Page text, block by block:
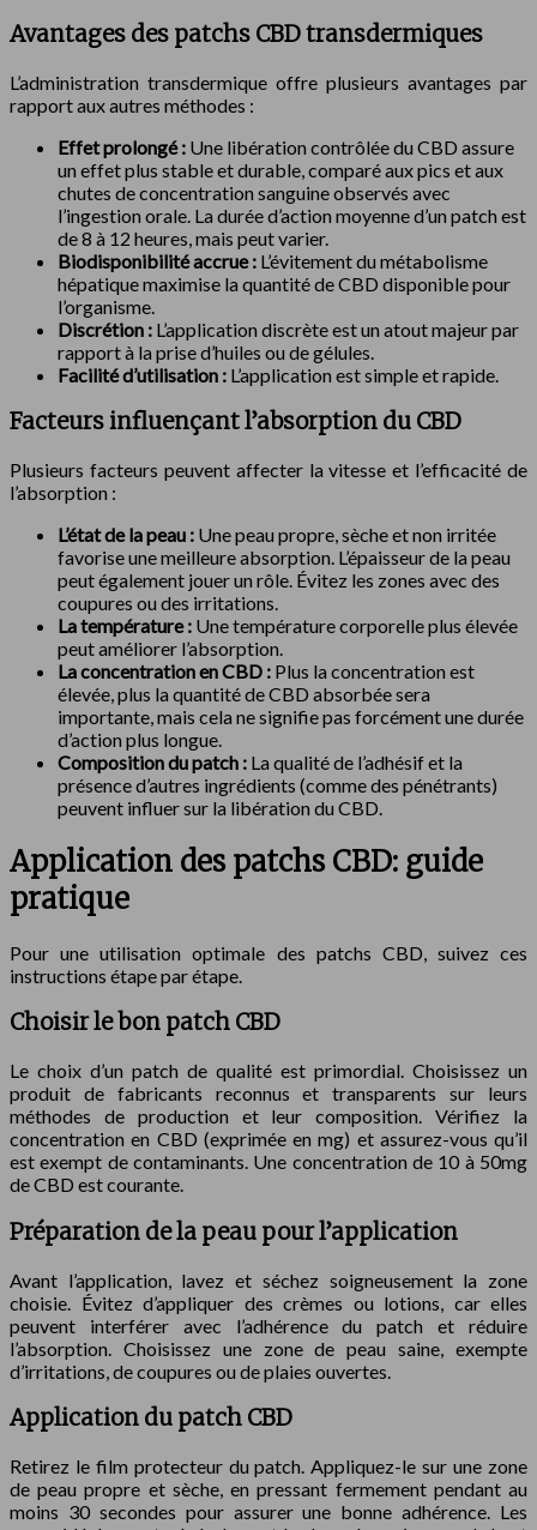
Avantages des patchs CBD transdermiques
L’administration transdermique offre plusieurs avantages par
rapport aux autres méthodes :
Effet prolongé : Une libération contrôlée du CBD assure
un effet plus stable et durable, comparé aux pics et aux
chutes de concentration sanguine observés avec
l’ingestion orale. La durée d’action moyenne d’un patch est
de 8 à 12 heures, mais peut varier.
Biodisponibilité accrue : L’évitement du métabolisme
hépatique maximise la quantité de CBD disponible pour
l’organisme.
Discrétion : L’application discrète est un atout majeur par
rapport à la prise d’huiles ou de gélules.
Facilité d’utilisation : L’application est simple et rapide.
Facteurs influençant l’absorption du CBD
Plusieurs facteurs peuvent affecter la vitesse et l’efficacité de
l’absorption :
L’état de la peau : Une peau propre, sèche et non irritée
favorise une meilleure absorption. L’épaisseur de la peau
peut également jouer un rôle. Évitez les zones avec des
coupures ou des irritations.
La température : Une température corporelle plus élevée
peut améliorer l’absorption.
La concentration en CBD : Plus la concentration est
élevée, plus la quantité de CBD absorbée sera
importante, mais cela ne signifie pas forcément une durée
d’action plus longue.
Composition du patch : La qualité de l’adhésif et la
présence d’autres ingrédients (comme des pénétrants)
peuvent influer sur la libération du CBD.
Application des patchs CBD: guide
pratique
Pour une utilisation optimale des patchs CBD, suivez ces
instructions étape par étape.
Choisir le bon patch CBD
Le choix d’un patch de qualité est primordial. Choisissez un
produit de fabricants reconnus et transparents sur leurs
méthodes de production et leur composition. Vérifiez la
concentration en CBD (exprimée en mg) et assurez-vous qu’il
est exempt de contaminants. Une concentration de 10 à 50mg
de CBD est courante.
Préparation de la peau pour l’application
Avant l’application, lavez et séchez soigneusement la zone
choisie. Évitez d’appliquer des crèmes ou lotions, car elles
peuvent interférer avec l’adhérence du patch et réduire
l’absorption. Choisissez une zone de peau saine, exempte
d’irritations, de coupures ou de plaies ouvertes.
Application du patch CBD
Retirez le film protecteur du patch. Appliquez-le sur une zone
de peau propre et sèche, en pressant fermement pendant au
moins 30 secondes pour assurer une bonne adhérence. Les